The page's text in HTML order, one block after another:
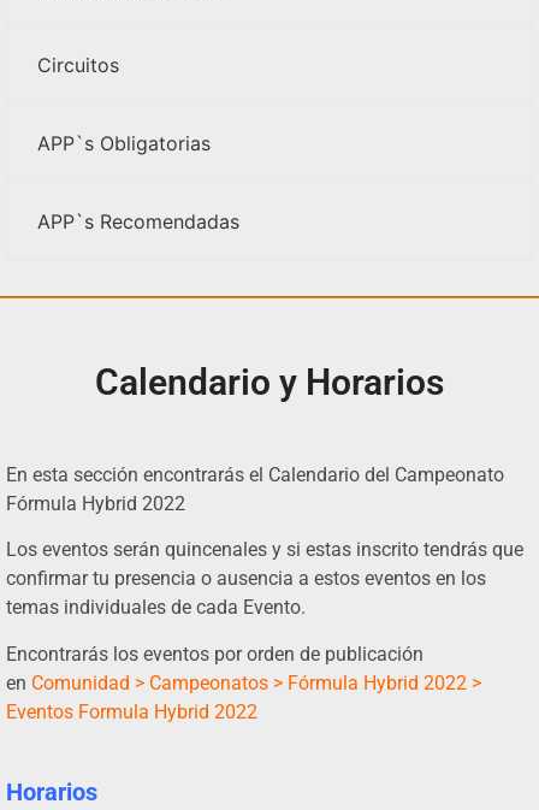
Circuitos
APP`s Obligatorias
APP`s Recomendadas
Calendario y Horarios
En esta sección encontrarás el Calendario del Campeonato
Fórmula Hybrid 2022
Los eventos serán quincenales y si estas inscrito tendrás que
confirmar tu presencia o ausencia a estos eventos en los
temas individuales de cada Evento.
Encontrarás los eventos por orden de publicación
en Comunidad > Campeonatos > Fórmula Hybrid 2022 >
Eventos Formula Hybrid 2022
Horarios